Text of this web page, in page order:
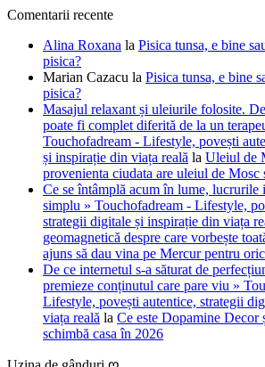
Comentarii recente
Alina Roxana la Pisica tunsa, e bine
pisica?
Marian Cazacu la Pisica tunsa, e bine
pisica?
Masajul relaxant și uleiurile folosite. De
poate fi complet diferită de la un
Touchofadream - Lifestyle, povești
și inspirație din viața reală la Uleiul de
provenienta ciudata are uleiul de
Ce se întâmplă acum în lume, lucrurile
simplu » Touchofadream - Lifestyle,
strategii digitale și inspirație din viața
geomagnetică despre care vorbește
ajuns să dau vina pe Mercur pentru
De ce internetul s-a săturat de
premieze conținutul care pare viu »
Lifestyle, povești autentice, strategii
viața reală la Ce este Dopamine Decor
schimbă casa în 2026